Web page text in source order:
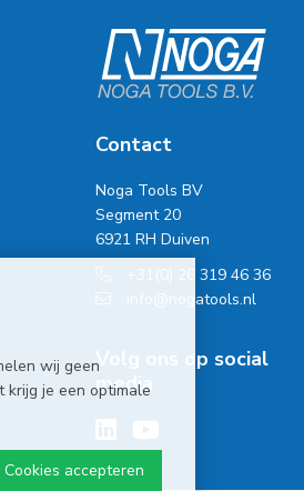
wij geen
krijg je een optimale
Cookies accepteren
Contact
Noga Tools BV
Segment 20
6921 RH Duiven
+31(0) 26 319 46 36
info@nogatools.nl
Volg ons op social
media